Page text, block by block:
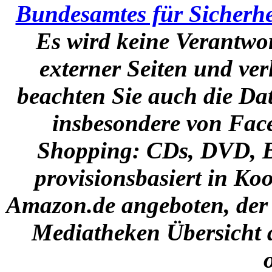
Bundesamtes für
Es wird keine
externer Seiten und
beachten Sie auch die
insbesondere von
Shopping: CDs, DVD,
provisionsbasiert in
Amazon.de angeboten,
Mediatheken Übersicht